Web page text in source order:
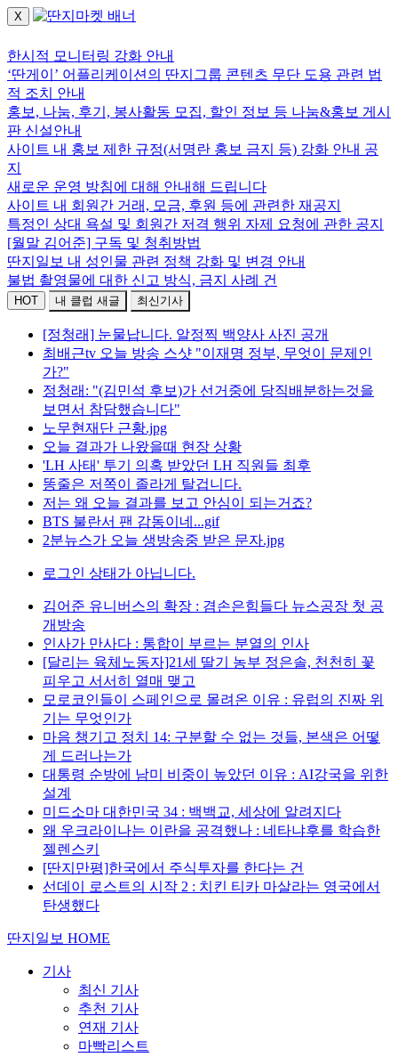
X
한시적 모니터링 강화 안내
‘딴게이’ 어플리케이션의 딴지그룹 콘텐츠 무단 도용 관련 법
적 조치 안내
홍보, 나눔, 후기, 봉사활동 모집, 할인 정보 등 나눔&홍보 게시
판 신설안내
사이트 내 홍보 제한 규정(서명란 홍보 금지 등) 강화 안내 공
지
새로운 운영 방침에 대해 안내해 드립니다
사이트 내 회원간 거래, 모금, 후원 등에 관련한 재공지
특정인 상대 욕설 및 회원간 저격 행위 자제 요청에 관한 공지
[월말 김어준] 구독 및 청취방법
딴지일보 내 성인물 관련 정책 강화 및 변경 안내
불법 촬영물에 대한 신고 방식, 금지 사례 건
HOT 내 클럽 새글 최신기사
[정청래] 눈물납니다. 알정찍 백양사 사진 공개
최배근tv 오늘 방송 스샷 "이재명 정부, 무엇이 문제인
가?"
정청래: "(김민석 후보)가 선거중에 당직배분하는것을
보면서 참담했습니다"
노무현재단 근황.jpg
오늘 결과가 나왔을때 현장 상황
'LH 사태' 투기 의혹 받았던 LH 직원들 최후
똥줄은 저쪽이 졸라게 탈겁니다.
저는 왜 오늘 결과를 보고 안심이 되는거죠?
BTS 불란서 팬 감동이네...gif
2분뉴스가 오늘 생방송중 받은 문자.jpg
로그인 상태가 아닙니다.
김어준 유니버스의 확장 : 겸손은힘들다 뉴스공장 첫 공
개방송
인사가 만사다 : 통합이 부르는 분열의 인사
[달리는 육체노동자]21세 딸기 농부 정은솔, 천천히 꽃
피우고 서서히 열매 맺고
모로코인들이 스페인으로 몰려온 이유 : 유럽의 진짜 위
기는 무엇인가
마음 챙기고 정치 14: 구분할 수 없는 것들, 본색은 어떻
게 드러나는가
대통령 순방에 남미 비중이 높았던 이유 : AI강국을 위한
설계
미드소마 대한민국 34 : 백백교, 세상에 알려지다
왜 우크라이나는 이란을 공격했나 : 네타냐후를 학습한
젤렌스키
[딴지만평]한국에서 주식투자를 한다는 건
선데이 로스트의 시작 2 : 치킨 티카 마살라는 영국에서
탄생했다
딴지일보 HOME
기사
최신 기사
추천 기사
연재 기사
마빡리스트